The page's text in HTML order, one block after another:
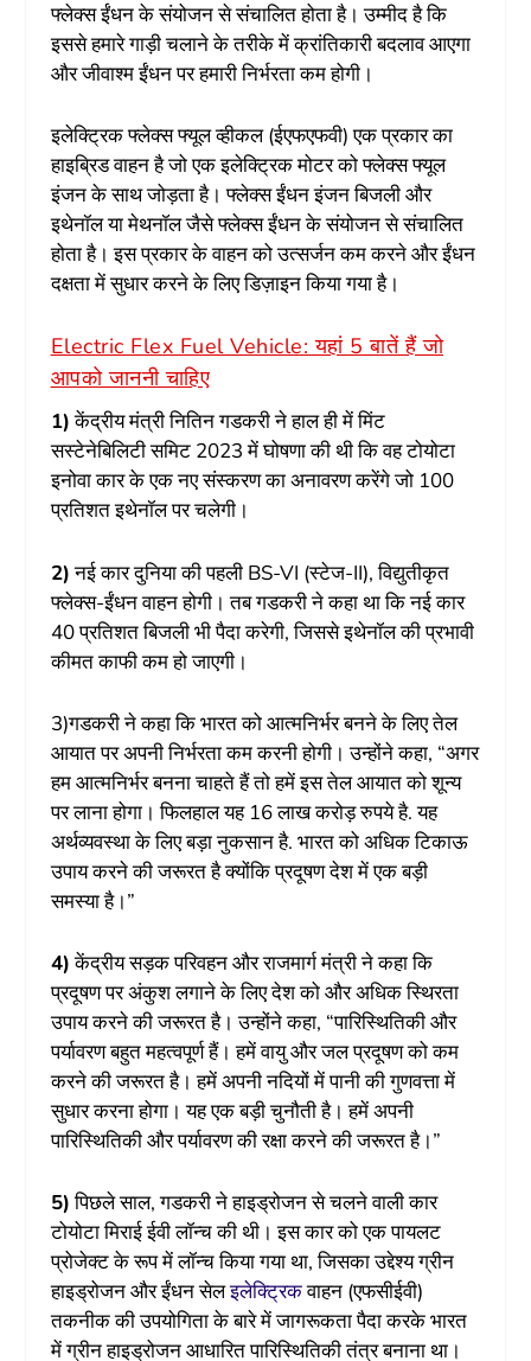
फ्लेक्स ईंधन के संयोजन से संचालित होता है। उम्मीद है कि
इससे हमारे गाड़ी चलाने के तरीके में क्रांतिकारी बदलाव आएगा
और जीवाश्म ईंधन पर हमारी निर्भरता कम होगी।
इलेक्ट्रिक फ्लेक्स फ्यूल व्हीकल (ईएफएफवी) एक प्रकार का
हाइब्रिड वाहन है जो एक इलेक्ट्रिक मोटर को फ्लेक्स फ्यूल
इंजन के साथ जोड़ता है। फ्लेक्स ईंधन इंजन बिजली और
इथेनॉल या मेथनॉल जैसे फ्लेक्स ईंधन के संयोजन से संचालित
होता है। इस प्रकार के वाहन को उत्सर्जन कम करने और ईंधन
दक्षता में सुधार करने के लिए डिज़ाइन किया गया है।
Electric Flex Fuel Vehicle: यहां 5 बातें हैं जो
आपको जाननी चाहिए
1)केंद्रीय मंत्री नितिन गडकरी ने हाल ही में मिंट
सस्टेनेबिलिटी समिट 2023 में घोषणा की थी कि वह टोयोटा
इनोवा कार के एक नए संस्करण का अनावरण करेंगे जो 100
प्रतिशत इथेनॉल पर चलेगी।
2)नई कार दुनिया की पहली BS-VI (स्टेज-II), विद्युतीकृत
फ्लेक्स-ईंधन वाहन होगी। तब गडकरी ने कहा था कि नई कार
40 प्रतिशत बिजली भी पैदा करेगी, जिससे इथेनॉल की प्रभावी
कीमत काफी कम हो जाएगी।
3)गडकरी ने कहा कि भारत को आत्मनिर्भर बनने के लिए तेल
आयात पर अपनी निर्भरता कम करनी होगी। उन्होंने कहा, “अगर
हम आत्मनिर्भर बनना चाहते हैं तो हमें इस तेल आयात को शून्य
पर लाना होगा। फिलहाल यह 16 लाख करोड़ रुपये है. यह
अर्थव्यवस्था के लिए बड़ा नुकसान है. भारत को अधिक टिकाऊ
उपाय करने की जरूरत है क्योंकि प्रदूषण देश में एक बड़ी
समस्या है।”
4)केंद्रीय सड़क परिवहन और राजमार्ग मंत्री ने कहा कि
प्रदूषण पर अंकुश लगाने के लिए देश को और अधिक स्थिरता
उपाय करने की जरूरत है। उन्होंने कहा, “पारिस्थितिकी और
पर्यावरण बहुत महत्वपूर्ण हैं। हमें वायु और जल प्रदूषण को कम
करने की जरूरत है। हमें अपनी नदियों में पानी की गुणवत्ता में
सुधार करना होगा। यह एक बड़ी चुनौती है। हमें अपनी
पारिस्थितिकी और पर्यावरण की रक्षा करने की जरूरत है।”
5)पिछले साल, गडकरी ने हाइड्रोजन से चलने वाली कार
टोयोटा मिराई ईवी लॉन्च की थी। इस कार को एक पायलट
प्रोजेक्ट के रूप में लॉन्च किया गया था, जिसका उद्देश्य ग्रीन
हाइड्रोजन और ईंधन सेलइलेक्ट्रिकवाहन (एफसीईवी)
तकनीक की उपयोगिता के बारे में जागरूकता पैदा करके भारत
में ग्रीन हाइड्रोजन आधारित पारिस्थितिकी तंत्र बनाना था।